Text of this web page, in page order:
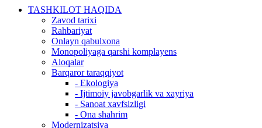
TASHKILOT HAQIDA
Zavod tarixi
Rahbariyat
Onlayn qabulxona
Monopoliyaga qarshi komplayens
Aloqalar
Barqaror taraqqiyot
- Ekologiya
- Ijtimoiy javobgarlik va xayriya
- Sanoat xavfsizligi
- Ona shahrim
Modernizatsiya